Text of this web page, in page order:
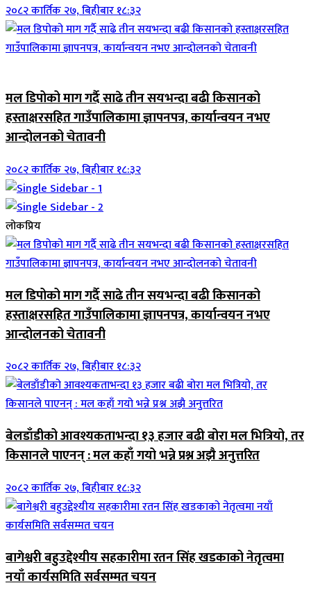
२०८२ कार्तिक २७, बिहीबार १८:३२
मल डिपोको माग गर्दै साढे तीन सयभन्दा बढी किसानको
हस्ताक्षरसहित गाउँपालिकामा ज्ञापनपत्र, कार्यान्वयन नभए
आन्दोलनको चेतावनी
२०८२ कार्तिक २७, बिहीबार १८:३२
लोकप्रिय
मल डिपोको माग गर्दै साढे तीन सयभन्दा बढी किसानको
हस्ताक्षरसहित गाउँपालिकामा ज्ञापनपत्र, कार्यान्वयन नभए
आन्दोलनको चेतावनी
२०८२ कार्तिक २७, बिहीबार १८:३२
बेलडाँडीको आवश्यकताभन्दा १३ हजार बढी बोरा मल भित्रियो, तर
किसानले पाएनन् : मल कहाँ गयो भन्ने प्रश्न अझै अनुत्तरित
२०८२ कार्तिक २७, बिहीबार १८:३२
बागेश्वरी बहुउद्देश्यीय सहकारीमा रतन सिंह खडकाको नेतृत्वमा
नयाँ कार्यसमिति सर्वसम्मत चयन